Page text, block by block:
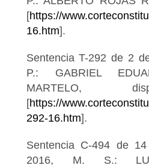
[https://
16.htm].
Sentencia T-292 de 2
P.: GABRIEL
MARTELO,
[https://
292-16.htm].
Sentencia C-494 de
2016, M. S.: